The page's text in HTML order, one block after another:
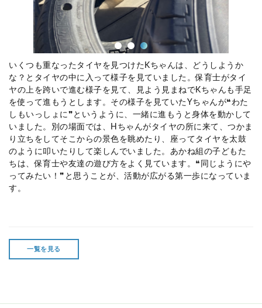
いくつも重なったタイヤを見つけた Kちゃんは、どうしようか
な？とタイヤの中に入って様子を見ていました。保育士がタイ
ヤの上を跨いで進む様子を見て、見よう見まねでKちゃんも手足
を使って進もうとします。その様子を見ていたYちゃんが❝わた
しもいっしょに❞というように、一緒に進もうと身体を動かして
いました。別の場面では、
H ちゃんがタイヤの所に来て、つかま
り立ちをしてそこからの景色を眺めたり、座ってタイヤを太鼓
のように叩いたりして楽しんでいました。あかね組の子どもた
ちは、保育士や友達の遊び方をよく見ています。❝同じようにや
ってみたい！❞と思うことが、活動が広がる第一歩になっていま
す。
一覧を見る